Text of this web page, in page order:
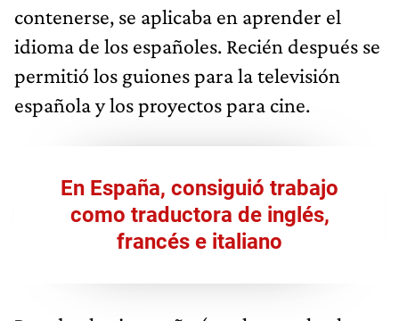
contenerse, se aplicaba en aprender el
idioma de los españoles. Recién después se
permitió los guiones para la televisión
española y los proyectos para cine.
En España, consiguió trabajo
como traductora de inglés,
francés e italiano